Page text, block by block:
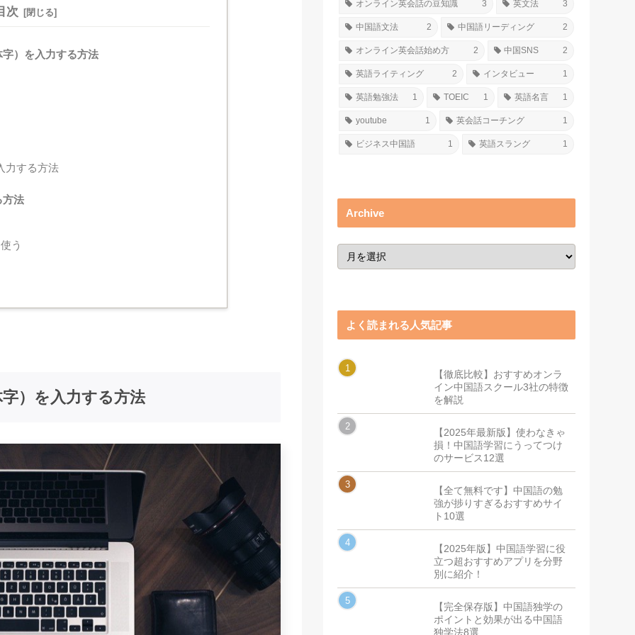
次
）を入力する方法
力する方法
方法
う
）を入力する方法
オンライン英会話の豆知識 3 英文法 3
中国語文法 2 中国語リーディング 2
オンライン英会話始め方 2 中国SNS 2
英語ライティング 2 インタビュー 1
英語勉強法 1 TOEIC 1 英語名言 1
youtube 1 英会話コーチング 1
ビジネス中国語 1 英語スラング 1
Archive
よく読まれる人気記事
【徹底比較】おすすめオンラ
イン中国語スクール3社の特徴
を解説
【2025年最新版】使わなきゃ
損！中国語学習にうってつけ
のサービス12選
【全て無料です】中国語の勉
強が捗りすぎるおすすめサイ
ト10選
【2025年版】中国語学習に役
立つ超おすすめアプリを分野
別に紹介！
【完全保存版】中国語独学の
ポイントと効果が出る中国語
独学法8選